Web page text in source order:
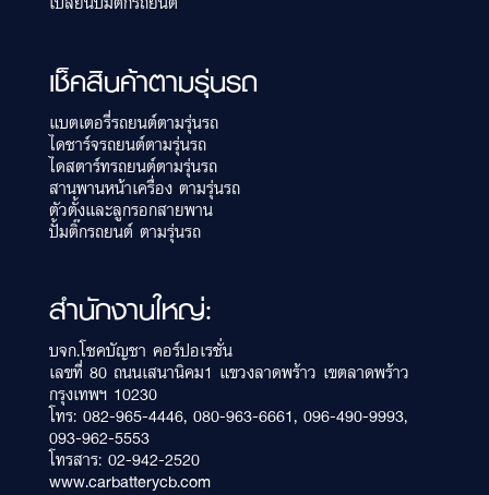
เช็คสินค้าตามรุ่นรถ
แบตเตอรี่รถยนต์ตามรุ่นรถ
ไดชาร์จรถยนต์ตามรุ่นรถ
ไดสตาร์ทรถยนต์ตามรุ่นรถ
สานพานหน้าเครื่อง ตามรุ่นรถ
ตัวตั้งและลูกรอกสายพาน
ปั้มติ๊กรถยนต์ ตามรุ่นรถ
สำนักงานใหญ่:
บจก.โชคบัญชา คอร์ปอเรชั่น
เลขที่ 80 ถนนเสนานิคม1 แขวงลาดพร้าว เขตลาดพร้าว
กรุงเทพฯ 10230
โทร: 082-965-4446, 080-963-6661, 096-490-9993,
093-962-5553
โทรสาร: 02-942-2520
www.carbatterycb.com